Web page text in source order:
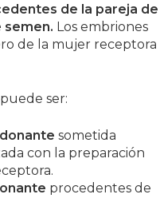
de la pareja de
semen. Los embriones
de la mujer receptora
puede ser:
sometida
con la preparación
procedentes de